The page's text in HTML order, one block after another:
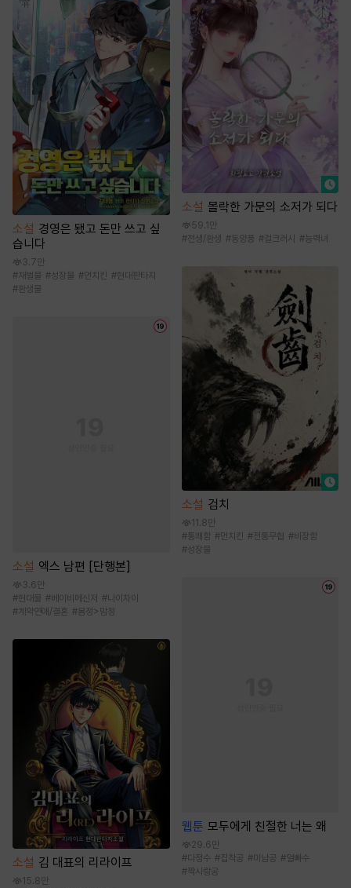
소설 경영은 됐고 돈만 쓰고 싶
습니다
3.7만
# 재벌물 #성장물 #먼치킨 #현대판타지
# 환생물
소설 엑스 남편 [단행본]
3.6만
#현대물 #베이비메신저 #나이차이
# 계약연애/결혼 # 몸정>맘정
소설 김 대표의 리라이프
15.8만
소설 몰락한 가문의 소저가 되다
59.1만
#전생/환생 #동양풍 #걸크러시 #능력녀
소설 검치
11.8만
#통쾌함 #먼치킨 #전통무협 #비장함
#성장물
웹툰 모두에게 친절한 너는 왜
29.6만
#다정수 #집착공 #미남공 #얼빠수
#짝사랑공